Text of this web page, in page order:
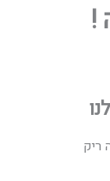
!
ריק